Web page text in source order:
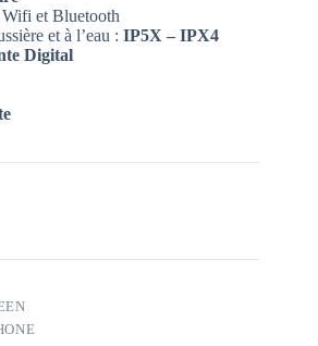
Wifi et Bluetooth
et à l’eau : IP5X – IPX4
Digital